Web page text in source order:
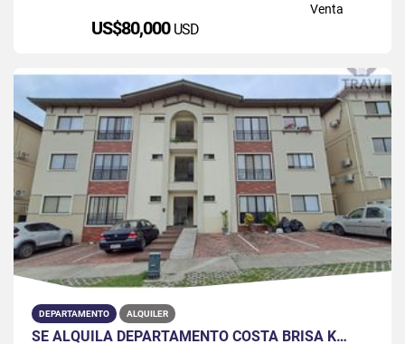
Venta
US$80,000 USD
DEPARTAMENTO ALQUILER
SE ALQUILA DEPARTAMENTO COSTA BRISA K…